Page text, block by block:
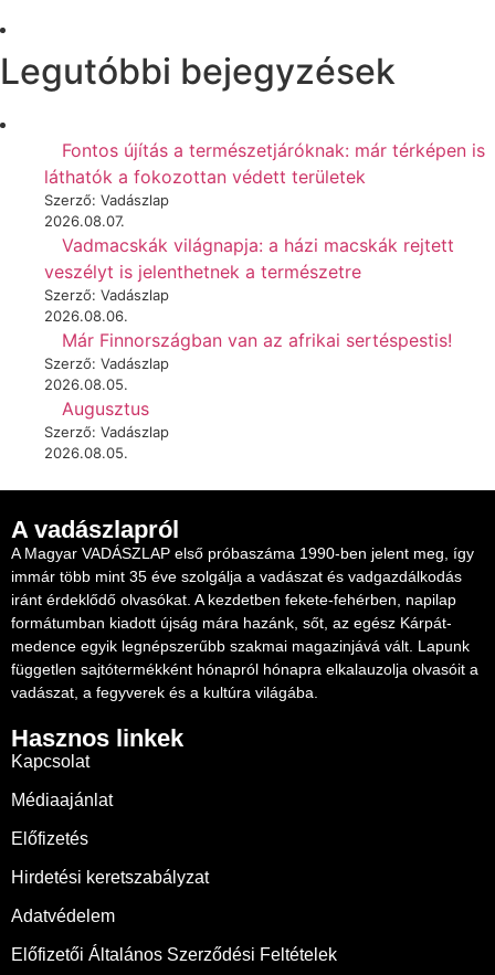
Legutóbbi bejegyzések
Fontos újítás a természetjáróknak: már térképen is
láthatók a fokozottan védett területek
Szerző: Vadászlap
2026.08.07.
Vadmacskák világnapja: a házi macskák rejtett
veszélyt is jelenthetnek a természetre
Szerző: Vadászlap
2026.08.06.
Már Finnországban van az afrikai sertéspestis!
Szerző: Vadászlap
2026.08.05.
Augusztus
Szerző: Vadászlap
2026.08.05.
A vadászlapról
A Magyar VADÁSZLAP első próbaszáma 1990-ben jelent meg, így
immár több mint 35 éve szolgálja a vadászat és vadgazdálkodás
iránt érdeklődő olvasókat. A kezdetben fekete-fehérben, napilap
formátumban kiadott újság mára hazánk, sőt, az egész Kárpát-
medence egyik legnépszerűbb szakmai magazinjává vált. Lapunk
független sajtótermékként hónapról hónapra elkalauzolja olvasóit a
vadászat, a fegyverek és a kultúra világába.
Hasznos linkek
Kapcsolat
Médiaajánlat
Előfizetés
Hirdetési keretszabályzat
Adatvédelem
Előfizetői Általános Szerződési Feltételek